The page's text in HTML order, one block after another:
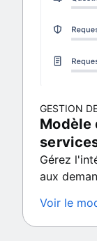
GESTION
Modèle
Gérez
aux
Voir le